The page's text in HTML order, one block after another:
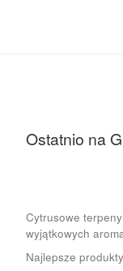
Ostatnio na
Cytrusowe
wyjątkowych
Najlepsze